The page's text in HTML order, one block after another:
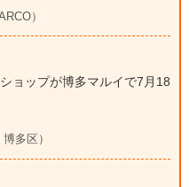
）
ョップが博多マルイで7月18
多区）